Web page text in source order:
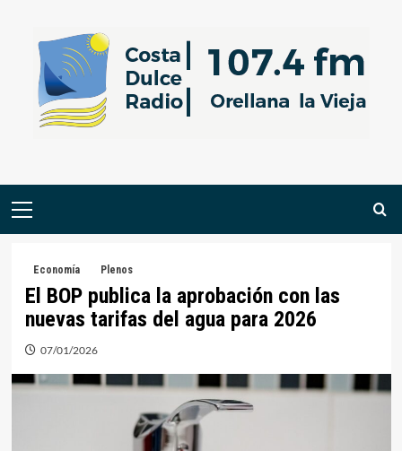
contenido
Menú
Economía Plenos
El BOP publica la aprobación con las
nuevas tarifas del agua para 2026
07/01/2026